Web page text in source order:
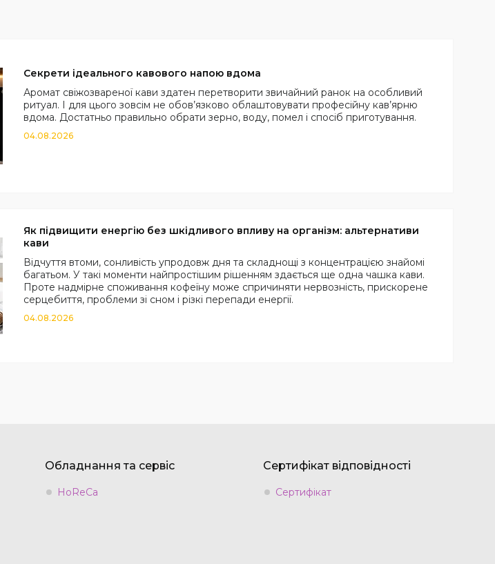
Секрети ідеального кавового напою вдома
Аромат свіжозвареної кави здатен перетворити звичайний ранок на особливий
ритуал. І для цього зовсім не обов’язково облаштовувати професійну кав’ярню
вдома. Достатньо правильно обрати зерно, воду, помел і спосіб приготування.
04.08.2026
Як підвищити енергію без шкідливого впливу на організм: альтернативи
кави
Відчуття втоми, сонливість упродовж дня та складнощі з концентрацією знайомі
багатьом. У такі моменти найпростішим рішенням здається ще одна чашка кави.
Проте надмірне споживання кофеїну може спричиняти нервозність, прискорене
серцебиття, проблеми зі сном і різкі перепади енергії.
04.08.2026
Обладнання та сервіс
HoReCa
Сертифікат відповідності
Сертифікат